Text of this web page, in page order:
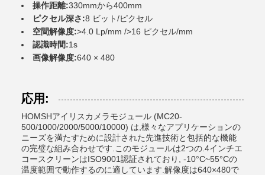
操作距離:330mmから400mm
ピクセル深さ:8 ビット/ピクセル
空間解像度:>4.0 Lp/mm />16 ピクセル/mm
認識時間:1s
画像解像度:640 × 480
応用:
HOMSHアイリスカメラモジュール (MC20-
500/1000/2000/5000/10000) は,様々なアプリケーションの
ニーズを満たすために設計された先進技術と包括的な機能
の完璧な組み合わせです.このモジュールは2つの.4インチエ
コースクリーンはISO9001認証されており, -10°C~55°Cの
温度範囲で動作するのに適しています.解像度は640×480で